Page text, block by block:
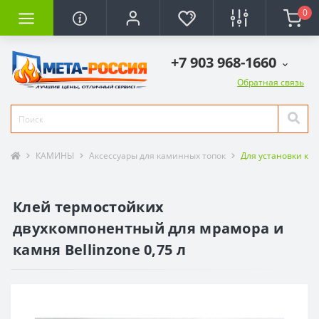
0
+7 903 968-1660
Обратная связь
КАМИНЫ Аксессуары для каминных топок Для установки
Клей термостойких
двухкомпонентный для мрамора и
камня Bellinzone 0,75 л